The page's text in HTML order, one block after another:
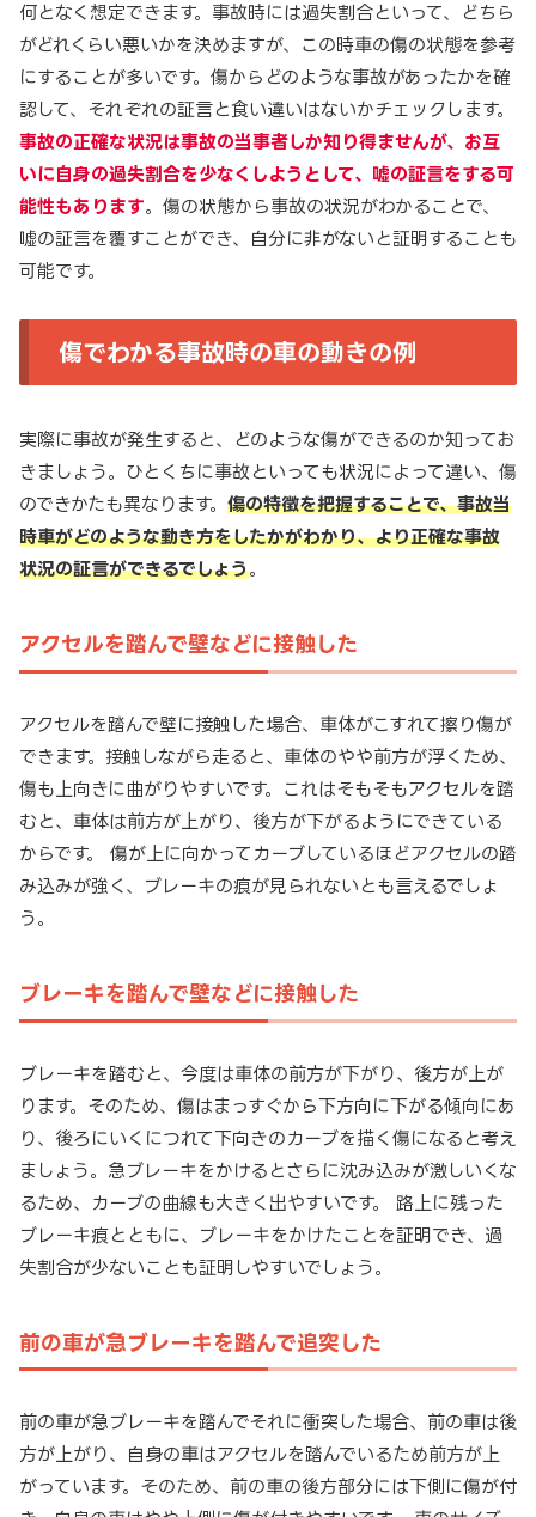
何となく想定できます。事故時には過失割合といって、どちら
がどれくらい悪いかを決めますが、この時車の傷の状態を参考
にすることが多いです。傷からどのような事故があったかを確
認して、それぞれの証言と食い違いはないかチェックします。
事故の正確な状況は事故の当事者しか知り得ませんが、お互
いに自身の過失割合を少なくしようとして、嘘の証言をする可
能性もあります。傷の状態から事故の状況がわかることで、
嘘の証言を覆すことができ、自分に非がないと証明することも
可能です。
傷でわかる事故時の車の動きの例
実際に事故が発生すると、どのような傷ができるのか知ってお
きましょう。ひとくちに事故といっても状況によって違い、傷
のできかたも異なります。 傷の特徴を把握することで、事故当
時車がどのような動き方をしたかがわかり、より正確な事故
状況の証言ができるでしょう。
アクセルを踏んで壁などに接触した
アクセルを踏んで壁に接触した場合、車体がこすれて擦り傷が
できます。接触しながら走ると、車体のやや前方が浮くため、
傷も上向きに曲がりやすいです。これはそもそもアクセルを踏
むと、車体は前方が上がり、後方が下がるようにできている
からです。 傷が上に向かってカーブしているほどアクセルの踏
み込みが強く、ブレーキの痕が見られないとも言えるでしょ
う。
ブレーキを踏んで壁などに接触した
ブレーキを踏むと、今度は車体の前方が下がり、後方が上が
ります。そのため、傷はまっすぐから下方向に下がる傾向にあ
り、後ろにいくにつれて下向きのカーブを描く傷になると考え
ましょう。急ブレーキをかけるとさらに沈み込みが激しいくな
るため、カーブの曲線も大きく出やすいです。 路上に残った
ブレーキ痕とともに、ブレーキをかけたことを証明でき、過
失割合が少ないことも証明しやすいでしょう。
前の車が急ブレーキを踏んで追突した
前の車が急ブレーキを踏んでそれに衝突した場合、前の車は後
方が上がり、自身の車はアクセルを踏んでいるため前方が上
がっています。そのため、前の車の後方部分には下側に傷が付